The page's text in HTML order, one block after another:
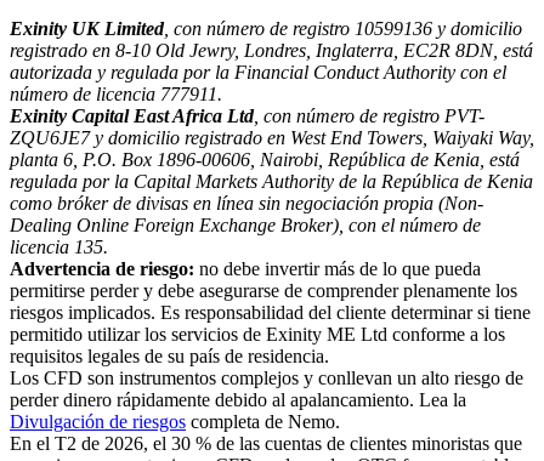
Exinity UK Limited, con número de registro 10599136 y domicilio
registrado en 8-10 Old Jewry, Londres, Inglaterra, EC2R 8DN, está
autorizada y regulada por la Financial Conduct Authority con el
número de licencia 777911.
Exinity Capital East Africa Ltd, con número de registro PVT-
ZQU6JE7 y domicilio registrado en West End Towers, Waiyaki Way,
planta 6, P.O. Box 1896-00606, Nairobi, República de Kenia, está
regulada por la Capital Markets Authority de la República de Kenia
como bróker de divisas en línea sin negociación propia (Non-
Dealing Online Foreign Exchange Broker), con el número de
licencia 135.
Advertencia de riesgo: no debe invertir más de lo que pueda
permitirse perder y debe asegurarse de comprender plenamente los
riesgos implicados. Es responsabilidad del cliente determinar si tiene
permitido utilizar los servicios de Exinity ME Ltd conforme a los
requisitos legales de su país de residencia.
Los CFD son instrumentos complejos y conllevan un alto riesgo de
perder dinero rápidamente debido al apalancamiento. Lea la
Divulgación de riesgos completa de Nemo.
En el T2 de 2026, el 30 % de las cuentas de clientes minoristas que